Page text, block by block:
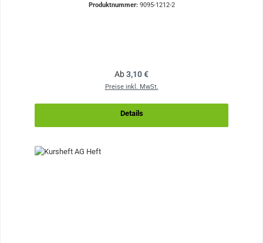
Produktnummer: 9095-1212-2
Regulärer Preis:
Ab3,10 €
Preise inkl. MwSt.
Details